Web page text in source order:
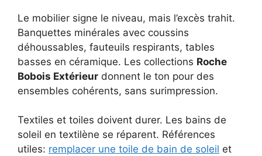
Le mobilier signe le niveau, mais l’excès trahit.
Banquettes minérales avec coussins
déhoussables, fauteuils respirants, tables
basses en céramique. Les collections Roche
Bobois Extérieur donnent le ton pour des
ensembles cohérents, sans surimpression.
Textiles et toiles doivent durer. Les bains de
soleil en textilène se réparent. Références
utiles: remplacer une toile de bain de soleil et